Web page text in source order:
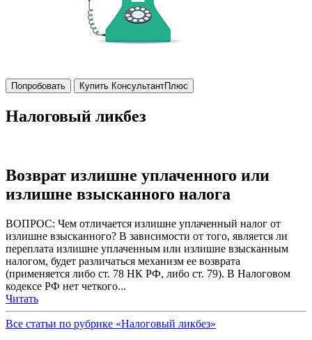
Попробовать Купить КонсультантПлюс
Налоговый ликбез
Возврат излишне уплаченного или
излишне взысканного налога
ВОПРОС: Чем отличается излишне уплаченный налог от
излишне взысканного? В зависимости от того, является ли
переплата излишне уплаченным или излишне взысканным
налогом, будет различаться механизм ее возврата
(применяется либо ст. 78 НК РФ, либо ст. 79). В Налоговом
кодексе РФ нет четкого...
Читать
Все статьи по рубрике «Налоговый ликбез»